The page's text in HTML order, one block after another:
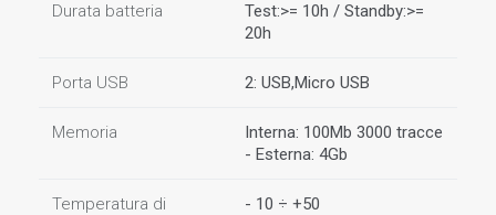
Durata batteria
Test:>= 10h / Standby:>=
20h
Porta USB 2: USB,Micro USB
Memoria
Interna: 100Mb 3000 tracce
- Esterna: 4Gb
Temperatura di
- 10 ÷ +50